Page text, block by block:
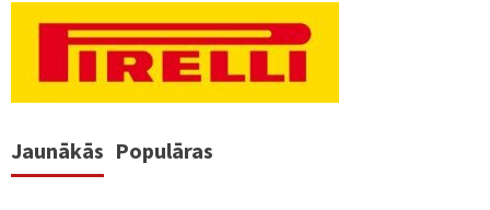
Jaunākās Populāras